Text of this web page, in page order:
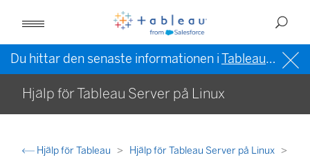
Du hittar den senaste informationen iTableau-hjälpen på engelska (USA)
Hjälp för Tableau Server på Linux
Hjälp för Tableau
Hjälp för Tableau Server på Linux